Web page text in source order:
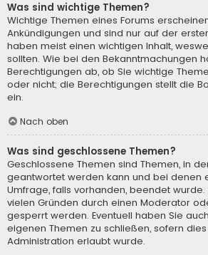
Was sind wichtige Themen?
Wichtige Themen eines Forums
Ankündigungen und sind nur auf der
haben meist einen wichtigen Inhalt,
sollten. Wie bei den Bekanntmachungen
Berechtigungen ab, ob Sie wichtige
oder nicht; die Berechtigungen stellt die
ein.
Nach oben
Was sind geschlossene Themen?
Geschlossene Themen sind Themen, in
geantwortet werden kann und bei denen
Umfrage, falls vorhanden, beendet
vielen Gründen durch einen Moderator
gesperrt werden. Eventuell haben Sie
eigenen Themen zu schließen, sofern
Administration erlaubt wurde.